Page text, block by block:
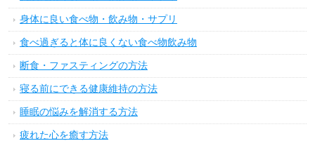
身体に良い食べ物・飲み物・サプリ
食べ過ぎると体に良くない食べ物飲み物
断食・ファスティングの方法
寝る前にできる健康維持の方法
睡眠の悩みを解消する方法
疲れた心を癒す方法